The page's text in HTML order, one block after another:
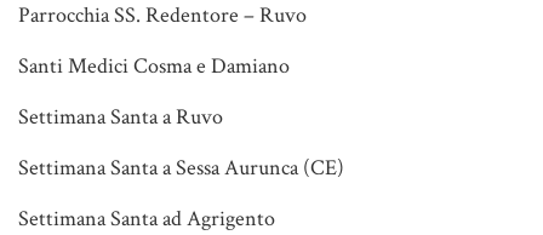
Parrocchia SS. Redentore – Ruvo
Santi Medici Cosma e Damiano
Settimana Santa a Ruvo
Settimana Santa a Sessa Aurunca (CE)
Settimana Santa ad Agrigento